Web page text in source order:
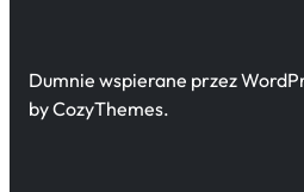
Dumnie wspierane przez
by CozyThemes.